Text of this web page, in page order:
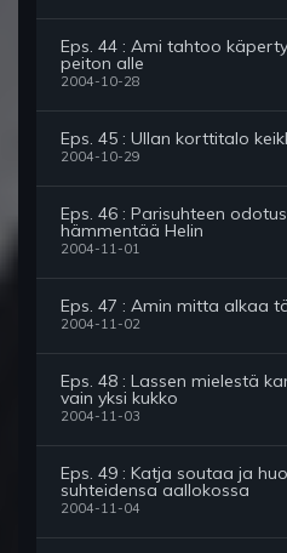
Eps. 44 : Ami tahtoo
peiton alle
2004-10-28
Eps. 45 : Ullan korttitalo
2004-10-29
Eps. 46 : Parisuhteen
hämmentää Helin
2004-11-01
Eps. 47 : Amin mitta alkaa
2004-11-02
Eps. 48 : Lassen mielestä
vain yksi kukko
2004-11-03
Eps. 49 : Katja soutaa ja
suhteidensa aallokossa
2004-11-04